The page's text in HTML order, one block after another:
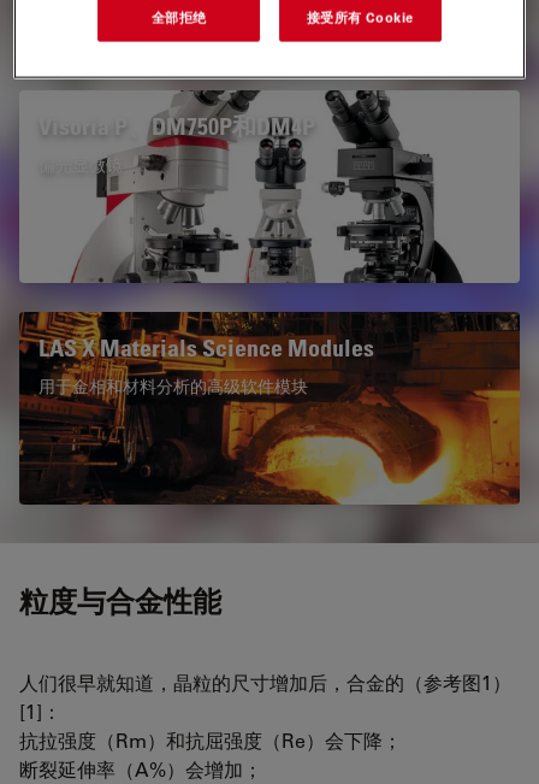
Visoria P、DM750P和DM4P
偏光显微镜
LAS X Materials Science Modules
用于金相和材料分析的高级软件模块
粒度与合金性能
人们很早就知道，晶粒的尺寸增加后，合金的（参考图1）
[1]：
抗拉强度（Rm）和抗屈强度（Re）会下降；
断裂延伸率（A%）会增加；
全部拒绝 接受所有 Cookie